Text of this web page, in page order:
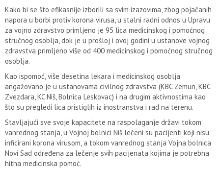
Kako bi se što efikasnije izborili sa svim izazovima, zbog pojačanih
napora u borbi protiv korona virusa, u stalni radni odnos u Upravu
za vojno zdravstvo primljeno je 95 lica medicinskog i pomoćnog
stručnog osoblja, dok je u prošloj i ovoj godini u ustanove vojnog
zdravstva primljeno više od 400 medicinskog i pomoćnog stručnog
osoblja.
Kao ispomoć, više desetina lekara i medicinskog osoblja
angažovano je u ustanovama civilnog zdravstva (KBC Zemun, KBC
Zvezdara, KC Niš, Bolnica Leskovac) i na drugim aktivnostima kao
što su pregledi lica pristiglih iz inostranstva i rad na terenu.
Stavljajući sve svoje kapacitete na raspolaganje državi tokom
vanrednog stanja, u Vojnoj bolnici Niš lečeni su pacijenti koji nisu
inficirani korona virusom, a tokom vanrednog stanja Vojna bolnica
Novi Sad određena za lečenje svih pacijenata kojima je potrebna
hitna medicinska pomoć.